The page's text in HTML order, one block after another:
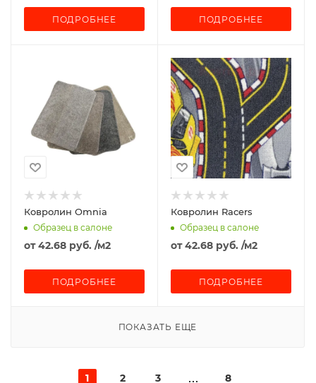
ПОДРОБНЕЕ ПОДРОБНЕЕ
Ковролин Omnia
Образец в салоне
от42.68 руб. /м2
ПОДРОБНЕЕ
Ковролин Racers
Образец в салоне
от42.68 руб. /м2
ПОДРОБНЕЕ
ПОКАЗАТЬ ЕЩЕ
1 2 3 8